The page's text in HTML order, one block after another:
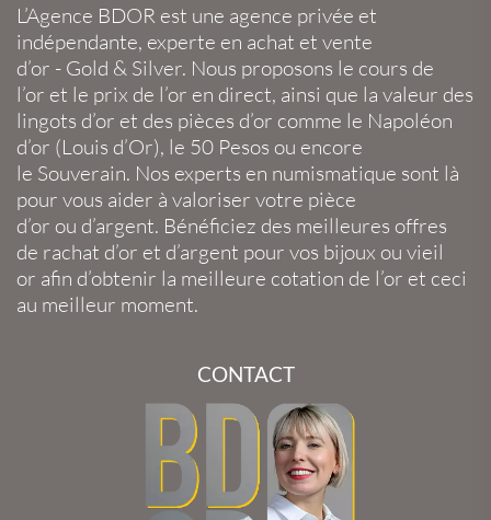
L’Agence BDOR est une agence privée et
indépendante, experte en achat et vente
d’or - Gold & Silver. Nous proposons le cours de
l’or et le prix de l’or en direct, ainsi que la valeur des
lingots d’or et des pièces d’or comme le Napoléon
d’or (Louis d’Or), le 50 Pesos ou encore
le Souverain. Nos experts en numismatique sont là
pour vous aider à valoriser votre pièce
d’or ou d’argent. Bénéficiez des meilleures offres
de rachat d’or et d’argent pour vos bijoux ou vieil
or afin d’obtenir la meilleure cotation de l’or et ceci
au meilleur moment.
CONTACT